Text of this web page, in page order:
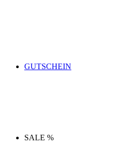
GUTSCHEIN
SALE %